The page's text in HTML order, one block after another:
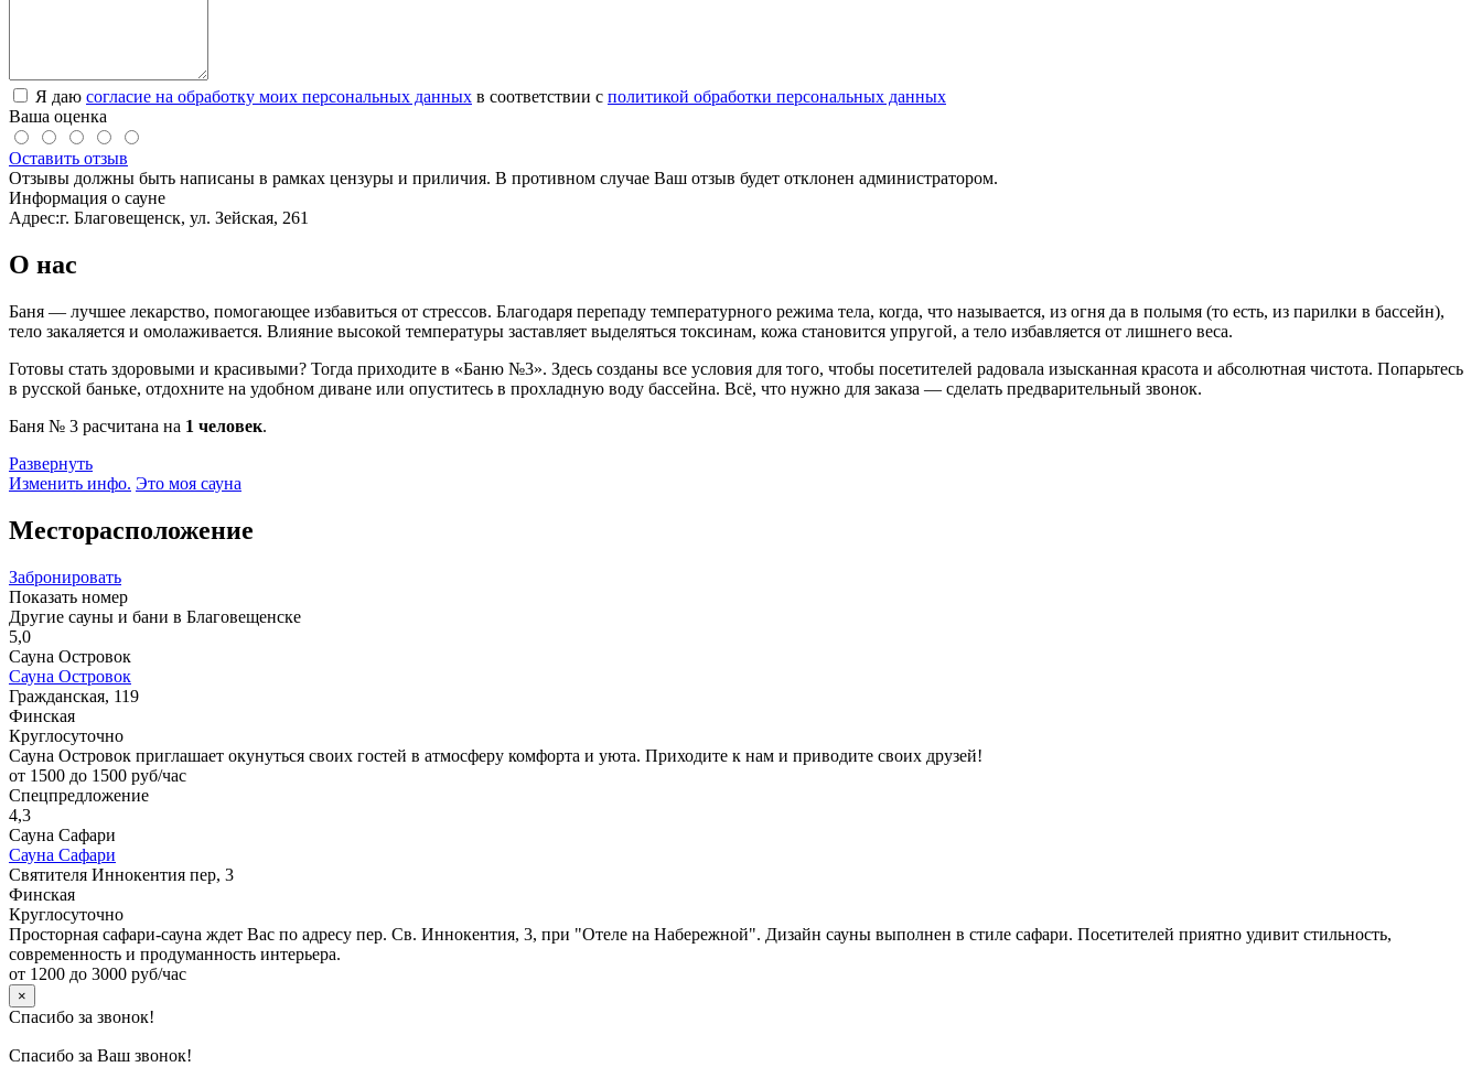
Я даю согласие на обработку моих персональных данных в соответствии с политикой обработки персональных данных
Ваша оценка
Оставить отзыв
Отзывы должны быть написаны в рамках цензуры и приличия. В противном случае Ваш отзыв будет отклонен администратором.
Информация о сауне
Адрес:г. Благовещенск, ул. Зейская, 261
О нас
Баня — лучшее лекарство, помогающее избавиться от стрессов. Благодаря перепаду температурного режима тела, когда, что называется, из огня да в полымя (то есть, из парилки в бассейн),
тело закаляется и омолаживается. Влияние высокой температуры заставляет выделяться токсинам, кожа становится упругой, а тело избавляется от лишнего веса.
Готовы стать здоровыми и красивыми? Тогда приходите в «Баню №3». Здесь созданы все условия для того, чтобы посетителей радовала изысканная красота и абсолютная чистота. Попарьтесь
в русской баньке, отдохните на удобном диване или опуститесь в прохладную воду бассейна. Всё, что нужно для заказа — сделать предварительный звонок.
Баня № 3 расчитана на 1 человек.
Развернуть
Изменить инфо. Это моя сауна
Месторасположение
Забронировать
Показать номер
Другие сауны и бани в Благовещенске
5,0
Сауна Островок
Сауна Островок
Гражданская, 119
Финская
Круглосуточно
Сауна Островок приглашает окунуться своих гостей в атмосферу комфорта и уюта. Приходите к нам и приводите своих друзей!
от 1500 до 1500 руб/час
Спецпредложение
4,3
Сауна Сафари
Сауна Сафари
Святителя Иннокентия пер, 3
Финская
Круглосуточно
Просторная сафари-сауна ждет Вас по адресу пер. Св. Иннокентия, 3, при "Отеле на Набережной". Дизайн сауны выполнен в стиле сафари. Посетителей приятно удивит стильность,
современность и продуманность интерьера.
от 1200 до 3000 руб/час
×
Спасибо за звонок!
Спасибо за Ваш звонок!